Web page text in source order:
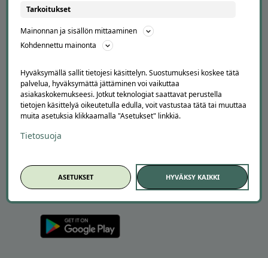
TUTUSTU MEIHIN
Tietoa meistä
Ajankohtaista
Avoimet työpaikat
Offerilla mediassa
YRITYKSILLE
Vaikuttajayhteistyö
LATAA APPI
Tarkoitukset
Mainonnan ja sisällön mittaaminen
Kohdennettu mainonta
Hyväksymällä sallit tietojesi käsittelyn. Suostumuksesi koskee tätä
palvelua, hyväksymättä jättäminen voi vaikuttaa
asiakaskokemukseesi. Jotkut teknologiat saattavat perustella
tietojen käsittelyä oikeutetulla edulla, voit vastustaa tätä tai muuttaa
muita asetuksia klikkaamalla "Asetukset" linkkiä.
Tietosuoja
ASETUKSET HYVÄKSY KAIKKI